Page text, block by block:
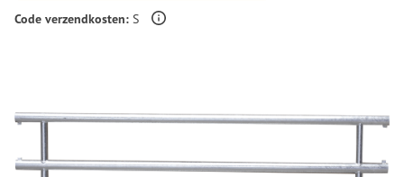
Code verzendkosten: S Meer informatie over verzendingskosten